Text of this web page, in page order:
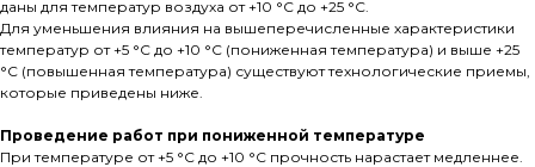
даны для температур воздуха от +10 °С до +25 °С.
Для уменьшения влияния на вышеперечисленные характеристики
температур от +5 °С до +10 °С (пониженная температура) и выше +25
°С (повышенная температура) существуют технологические приемы,
которые приведены ниже.
Проведение работ при пониженной температуре
При температуре от +5 °С до +10 °С прочность нарастает медленнее.